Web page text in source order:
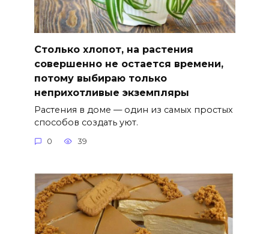
Столько хлопот, на растения
совершенно не остается времени,
потому выбираю только
неприхотливые экземпляры
Растения в доме — один из самых простых
способов создать уют.
0 39